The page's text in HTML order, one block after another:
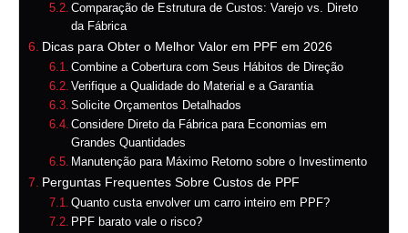
Comparação de Estrutura de Custos: Varejo vs. Direto
da Fábrica
Dicas para Obter o Melhor Valor em PPF em 2026
Combine a Cobertura com Seus Hábitos de Direção
Verifique a Qualidade do Material e a Garantia
Solicite Orçamentos Detalhados
Considere Direto da Fábrica para Economias em
Grandes Quantidades
Manutenção para Máximo Retorno sobre o Investimento
Perguntas Frequentes Sobre Custos de PPF
Quanto custa envolver um carro inteiro em PPF?
PPF barato vale o risco?